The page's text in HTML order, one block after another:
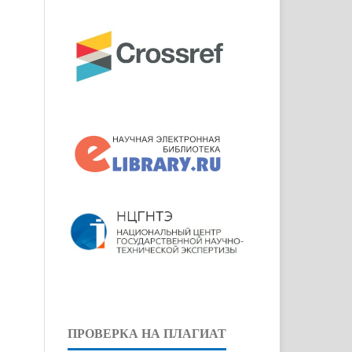
ПРОВЕРКА НА ПЛАГИАТ